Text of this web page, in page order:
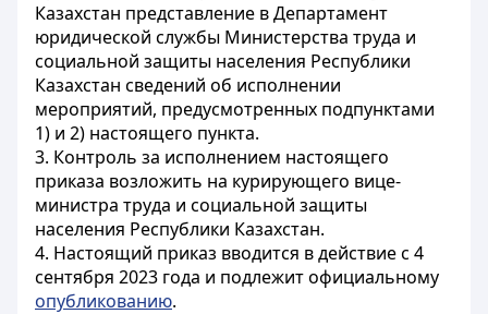
Казахстан представление в Департамент
юридической службы Министерства труда и
социальной защиты населения Республики
Казахстан сведений об исполнении
мероприятий, предусмотренных подпунктами
1) и 2) настоящего пункта.
3. Контроль за исполнением настоящего
приказа возложить на курирующего вице-
министра труда и социальной защиты
населения Республики Казахстан.
4. Настоящий приказ вводится в действие с 4
сентября 2023 года и подлежит официальному
опубликованию.